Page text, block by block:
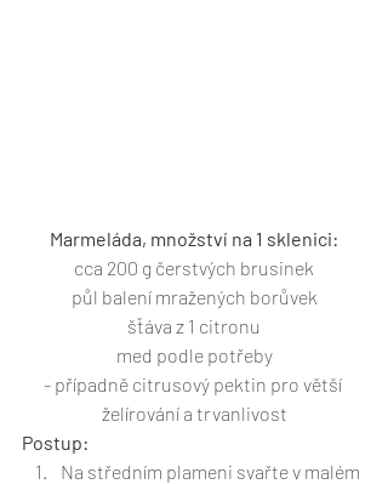
Marmeláda, množství na 1 sklenici:
cca 200 g čerstvých brusinek
půl balení mražených borůvek
šťáva z 1 citronu
med podle potřeby
- případně citrusový pektin pro větší
želírování a trvanlivost
Postup:
Na středním plameni svařte v malém